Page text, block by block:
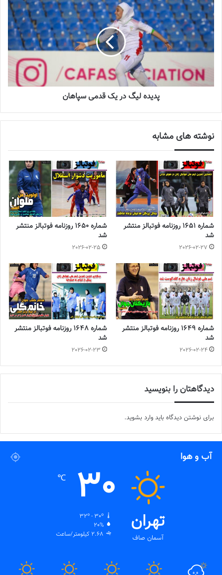
شماره 900 روزنامه فوتبالز منتشر شد
2023-06-14
شماره 918 روزنامه فوتبالز منتشر شد
2023-07-07
دیدار دوستانه تیم ملی فوتبال نونهالان بانوان با تیم ستارگان بهار البرز
در مرکز ملی فوتبال برگزار شد که این مسابقه با نتیجه پر گل ۸ بر دو به
سود تیم ملی فوتبال نونهالان بانوان به پایان رسید.
◾️با فوتبالز همراه شوید◾️فوتبالز را در اینستاگرام دنبال کنید
◾️
footballs.women@
برچسب ها روزنامه فوتبالز فوتبال زنان فوتسال بانوان
پدیده لیگ در یک قدمی سپاهان
نوشته های مشابه
شماره 1651 روزنامه فوتبالز منتشر
شد
2026-02-27
شماره 1650 روزنامه فوتبالز منتشر
شد
2026-02-25
شماره 1649 روزنامه فوتبالز منتشر
شد
2026-02-24
شماره 1648 روزنامه فوتبالز منتشر
شد
2026-02-23
دیدگاهتان را بنویسید
برای نوشتن دیدگاه باید وارد بشوید.
آب و هوا
تهران
آسمان صاف
30
℃
32º - 30º
20%
2.68 کیلومتر/ساعت